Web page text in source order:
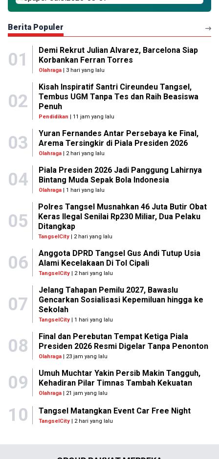
Berita Populer
01
Demi Rekrut Julian Alvarez, Barcelona Siap
Korbankan Ferran Torres
Olahraga| 3 hari yang lalu
02
Kisah Inspiratif Santri Cireundeu Tangsel,
Tembus UGM Tanpa Tes dan Raih Beasiswa
Penuh
Pendidikan | 11 jam yang lalu
03
Yuran Fernandes Antar Persebaya ke Final,
Arema Tersingkir di Piala Presiden 2026
Olahraga| 2 hari yang lalu
04
Piala Presiden 2026 Jadi Panggung Lahirnya
Bintang Muda Sepak Bola Indonesia
Olahraga| 1 hari yang lalu
05
Polres Tangsel Musnahkan 46 Juta Butir Obat
Keras Ilegal Senilai Rp230 Miliar, Dua Pelaku
Ditangkap
TangselCity | 2 hari yang lalu
06
Anggota DPRD Tangsel Gus Andi Tutup Usia
Alami Kecelakaan Di Tol Cipali
TangselCity| 2 hari yang lalu
07
Jelang Tahapan Pemilu 2027, Bawaslu
Gencarkan Sosialisasi Kepemiluan hingga ke
Sekolah
TangselCity| 1 hari yang lalu
08
Final dan Perebutan Tempat Ketiga Piala
Presiden 2026 Resmi Digelar Tanpa Penonton
Olahraga| 23 jam yang lalu
09
Umuh Muchtar Yakin Persib Makin Tangguh,
Kehadiran Pilar Timnas Tambah Kekuatan
Olahraga| 21 jam yang lalu
10 Tangsel Matangkan Event Car Free Night
TangselCity | 2 hari yang lalu